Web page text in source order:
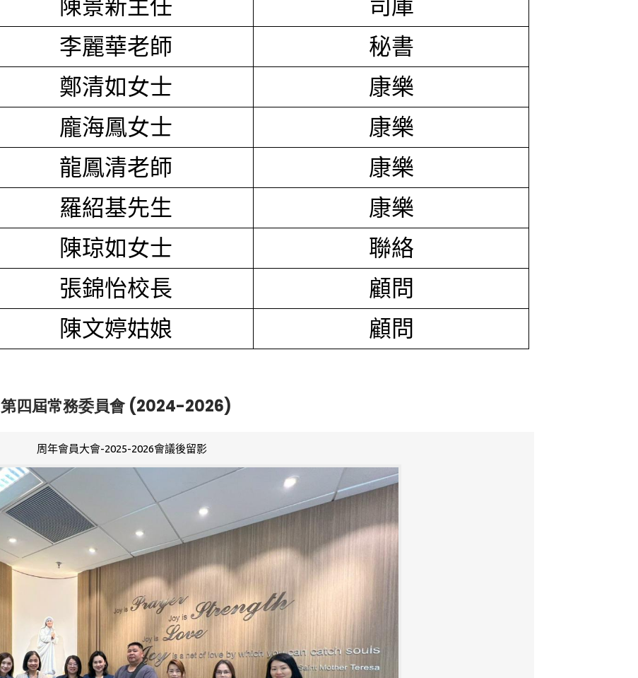
陳景新主任
司庫
李麗華老師
秘書
鄭清如女士
康樂
龐海鳳女士
康樂
龍鳳清老師
康樂
羅紹基先生
康樂
陳琼如女士
聯絡
張錦怡校長
顧問
陳文婷姑娘 顧問
第四屆常務委員會 (2024-2026)
周年會員大會-2025-2026會議後留影